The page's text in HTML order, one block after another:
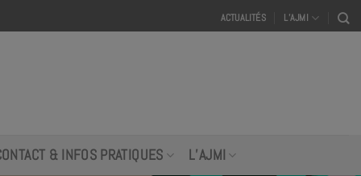
ACTUALITÉS L’AJMI
& INFOS PRATIQUES L’AJMI